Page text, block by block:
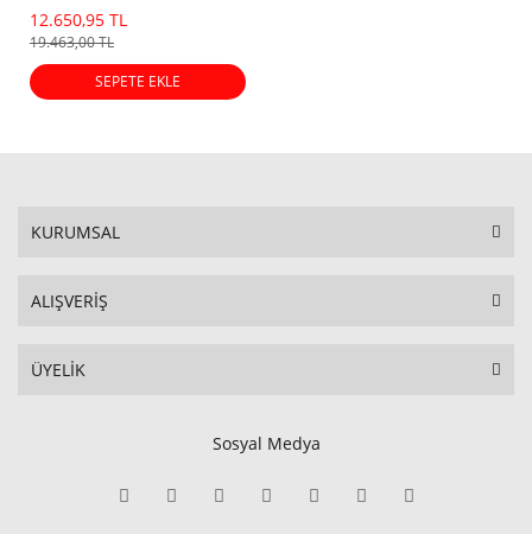
12.650,95 TL
19.463,00 TL
SEPETE EKLE
KURUMSAL
ALIŞVERİŞ
ÜYELİK
Sosyal Medya